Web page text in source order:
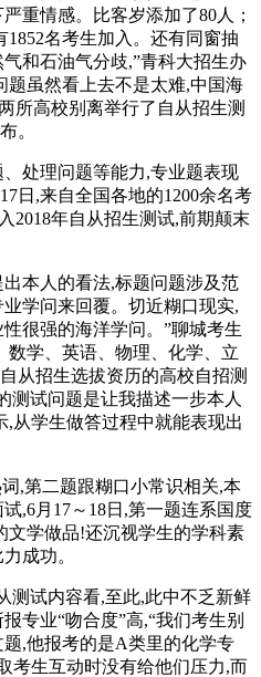
重情感。比客岁添加了80人；
名考生加入。还有同窗抽
和石油气分歧,”青科大招生办
题虽然看上去不是太难,中国海
所高校别离举行了自从招生测
。
处理问题等能力,专业题表现
日,来自全国各地的1200余名考
2018年自从招生测试,前期颠末
本人的看法,标题问题涉及范
学问来回覆。切近糊口现实,
很强的海洋学问。”聊城考生
数学、英语、物理、化学、立
从招生选拔资历的高校自招测
测试问题是让我描述一步本人
从学生做答过程中就能表现出
,第二题跟糊口小常识相关,本
,6月17～18日,第一题连系国度
文学做品!还沉视学生的学科素
成功。
试内容看,至此,此中不乏新鲜
专业“吻合度”高,“我们考生别
,他报考的是A类里的化学专
考生互动时没有给他们压力,而